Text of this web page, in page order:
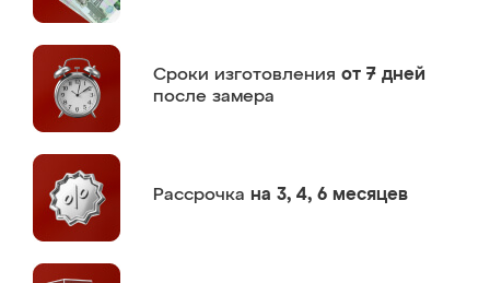
Сроки изготовления от 7 дней
после замера
Рассрочка на 3, 4, 6 месяцев